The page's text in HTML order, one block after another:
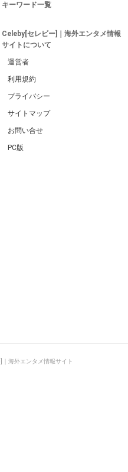
キーワード一覧
Celeby[セレビー]｜海外エンタメ情報
サイトについて
運営者
利用規約
プライバシー
サイトマップ
お問い合せ
PC版
海外エンタメ情報サイト